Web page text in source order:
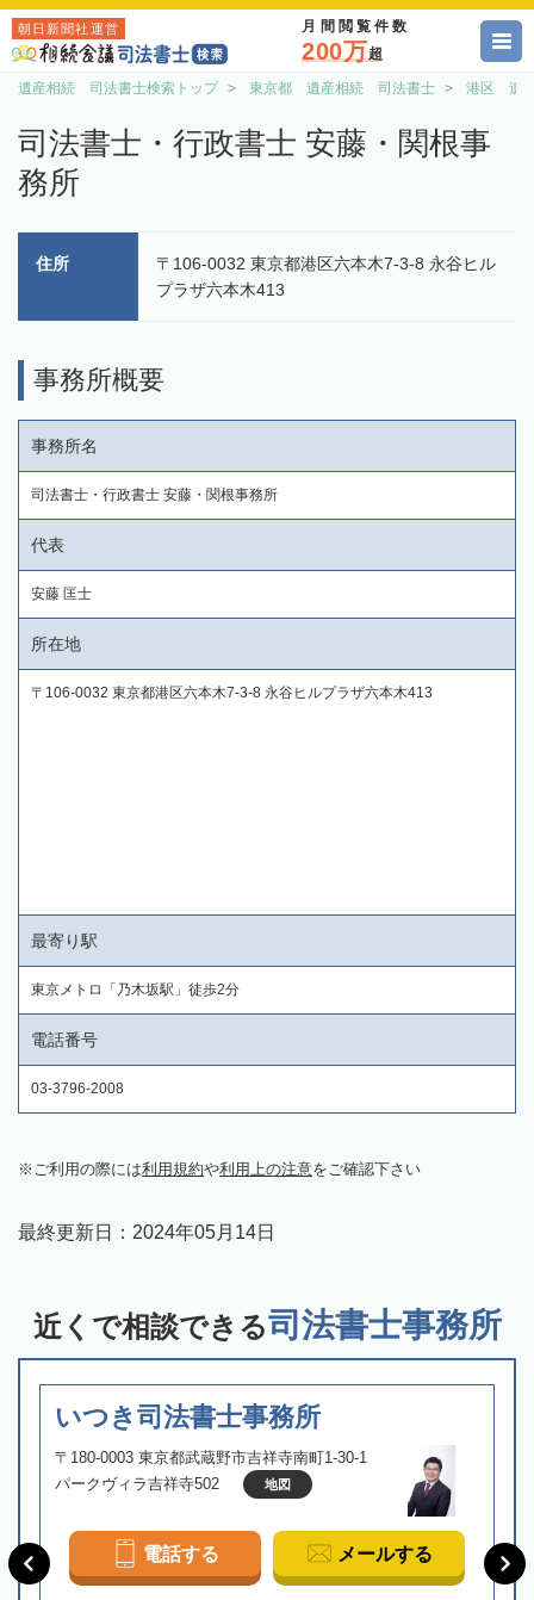
朝日新聞社運営 月間閲覧件数
200万超
遺産相続 司法書士検索トップ 東京都 遺産相続 司法書士 港区 遺
司法書士・行政書士 安藤・関根事
務所
住所
〒106-0032 東京都港区六本木7-3-8 永谷ヒル
プラザ六本木413
事務所概要
事務所名
司法書士・行政書士 安藤・関根事務所
代表
安藤 匡士
所在地
〒106-0032 東京都港区六本木7-3-8 永谷ヒルプラザ六本木413
最寄り駅
東京メトロ「乃木坂駅」徒歩2分
電話番号
03-3796-2008
ご利用の際には利用規約や利用上の注意をご確認下さい
最終更新日： 2024年05月14日
近くで相談できる司法書士事務所
いつき司法書士事務所
〒180-0003 東京都武蔵野市吉祥寺南町1-30-1
パークヴィラ吉祥寺502
地図
電話する メールする